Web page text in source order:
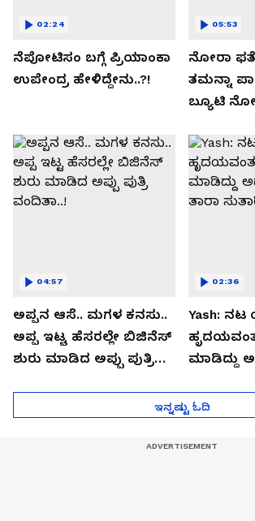
ನೆಪೋಟಿಸಂ ಬಗ್ಗೆ ಪ್ರಿಯಾಂಕಾ
ಉಪೇಂದ್ರ ಹೇಳಿದ್ದೇನು..?!
02:24
ನೋರಾ
ತಮನ್ನಾ
ಬ್ಯೂಟಿ
05:53
ಅಪ್ಪನ ಆಸೆ.. ಮಗಳ ಕನಸು..
ಅಪ್ಪ ಇಟ್ಟ ಹೆಸರಲ್ಲೇ ಬಿಜಿನೆಸ್​
ಶುರು ಮಾಡಿದ ಅಪ್ಪು ಪುತ್ರಿ
04:57
Yash:
ಮಾಡಿದ್ದು
02:36
ಇನ್ನಷ್ಟು ಓದಿ